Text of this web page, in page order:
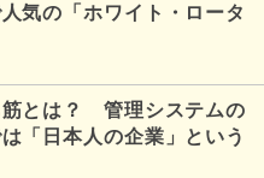
気の「ホワイト・ロータ
とは？ 管理システムの
「日本人の企業」という